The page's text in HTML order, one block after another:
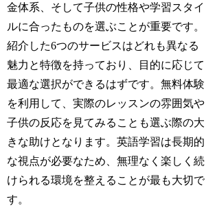
金体系、そして子供の性格や学習スタイ
ルに合ったものを選ぶことが重要です。
紹介した6つのサービスはどれも異なる
魅力と特徴を持っており、目的に応じて
最適な選択ができるはずです。無料体験
を利用して、実際のレッスンの雰囲気や
子供の反応を見てみることも選ぶ際の大
きな助けとなります。英語学習は長期的
な視点が必要なため、無理なく楽しく続
けられる環境を整えることが最も大切で
す。